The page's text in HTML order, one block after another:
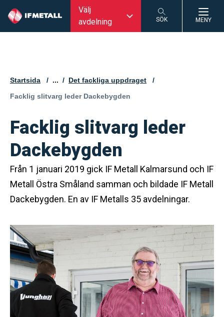
Välj
avdelning
SÖK MENY
Startsida ...
Det fackliga uppdraget
Aktuell sida:
Facklig slitvarg leder Dackebygden
Facklig slitvarg leder
Dackebygden
Från 1 januari 2019 gick IF Metall Kalmarsund och IF
Metall Östra Småland samman och bildade IF Metall
Dackebygden. En av IF Metalls 35 avdelningar.